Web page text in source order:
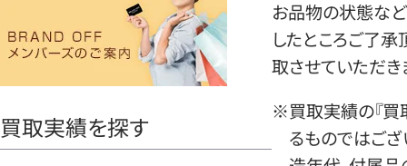
ヤ
買取実績を探す
お品物の状態など
したところご了
取させていただき
※買取実績の『買
るものではござ